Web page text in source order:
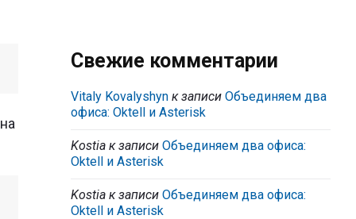
Свежие комментарии
Vitaly Kovalyshyn к записиОбъединяем два
офиса: Oktell и Asterisk
Kostia к записиОбъединяем два офиса:
Oktell и Asterisk
Kostia к записиОбъединяем два офиса:
Oktell и Asterisk